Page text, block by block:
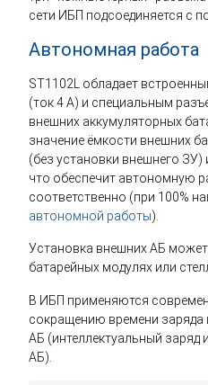
сети ИБП подсоединяется с
Автономная работа
ST1102L обладает
(ток 4 А) и специальным
внешних аккумуляторных
значение ёмкости внешних
(без установки внешнего ЗУ)
что обеспечит автономную
соответственно (при 100%
автономной работы).
Установка внешних АБ
батарейных модулях или
В ИБП применяются
сокращению времени
АБ (интеллектуальный заряд
АБ).